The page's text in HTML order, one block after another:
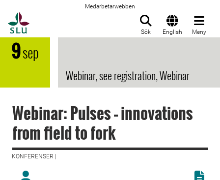
Medarbetarwebben
Sök English Meny
9sep
Webinar, see registration, Webinar
Webinar: Pulses – innovations
from field to fork
KONFERENSER |